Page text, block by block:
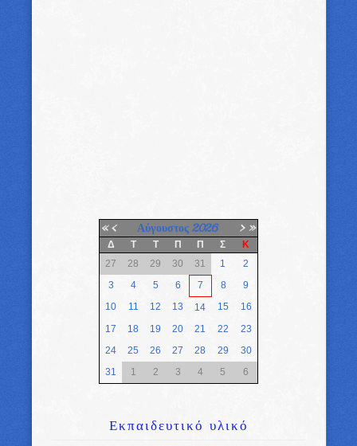
« < Αύγουστος 2026 > »
Δ Τ Τ Π Π Σ
Κ
27
28 29 30 31 1
2
3
4 5 6 7 8
9
10
11 12 13 14 15
16
17
18 19 20 21 22
23
24
25 26 27 28 29
30
31
1 2 3 4 5 6
Εκπαιδευτικό υλικό